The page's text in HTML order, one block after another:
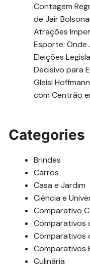
Contagem
de Jair
Atrações
Esporte: Onde
Eleições
Decisivo para
Gleisi
com Centrão
Categories
Brindes
Carros
Casa e Jardim
Ciência e
Comparativo
Comparativos
Comparativos
Comparativos
Culinária